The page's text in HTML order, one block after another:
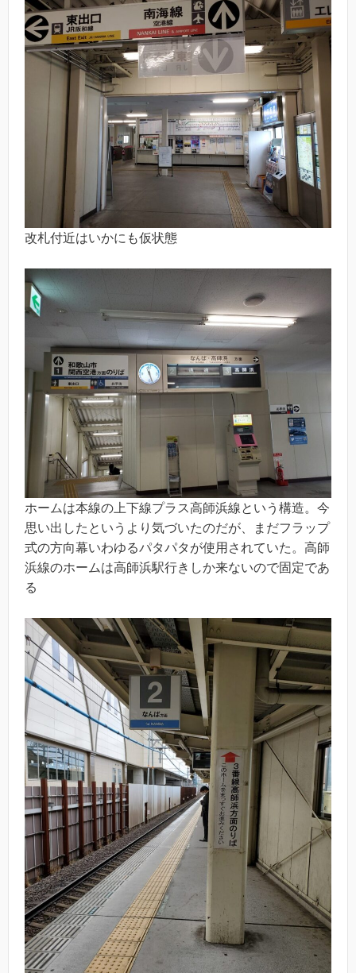
改札付近はいかにも仮状態
ホームは本線の上下線プラス高師浜線という構造。今
思い出したというより気づいたのだが、まだフラップ
式の方向幕いわゆるパタパタが使用されていた。高師
浜線のホームは高師浜駅行きしか来ないので固定であ
る